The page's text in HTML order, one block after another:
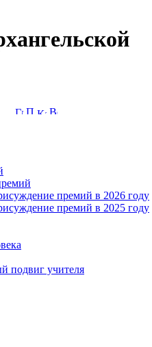
премий в 2026 году
премий в 2025 году
подвиг учителя